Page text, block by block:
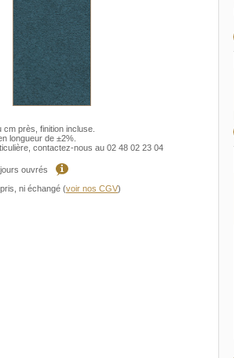
cm près, finition incluse.
longueur de ±2%.
contactez-nous au 02 48 02 23 04
ouvrés
ni échangé (voir nos CGV)